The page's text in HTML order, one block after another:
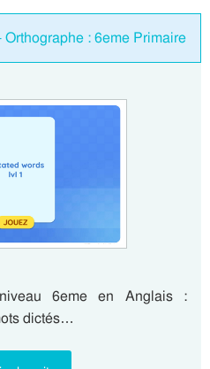
Orthographe : 6eme Primaire
6eme en Anglais :
dictés…